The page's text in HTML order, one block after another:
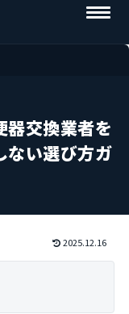
器交換業者を
ない選び方ガ
2025.12.16